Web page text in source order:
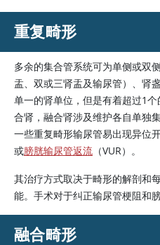
重复畸形
多余的集合管系统可为单侧或双
盂、双或三肾盂及输尿管）、肾
单一的肾单位，但是有着超过1
合肾，融合肾涉及维护各自单独
一些重复畸形输尿管易出现异位
或膀胱输尿管返流 （VUR）。
其治疗方式取决于畸形的解剖和
能。手术对于纠正输尿管梗阻和
融合畸形